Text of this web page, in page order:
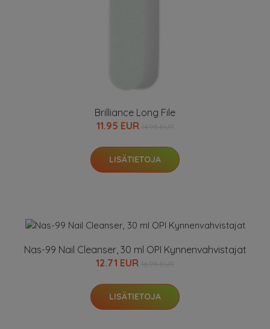
Brilliance Long File
11.95 EUR
LISÄTIETOJA
Nas-99 Nail Cleanser, 30 ml OPI Kynnenvahvistajat
12.71 EUR
LISÄTIETOJA